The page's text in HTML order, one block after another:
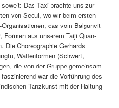
Das Taxi brachte uns zur
von Seoul, wo wir beim ersten
das vom Balgunvit
Formen aus unserem Taiji Quan-
Die Choreographie Gerhards
Waffenformen (Schwert,
die von der Gruppe gemeinsam
war die Vorführung des
Tanzkunst mit der Haltung